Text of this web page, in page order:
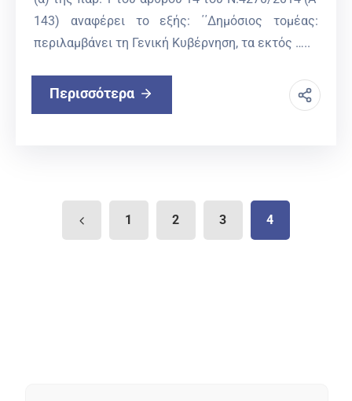
143) αναφέρει το εξής: ΄΄Δημόσιος τομέας:
περιλαμβάνει τη Γενική Κυβέρνηση, τα εκτός …..
Περισσότερα
1 2 3 4